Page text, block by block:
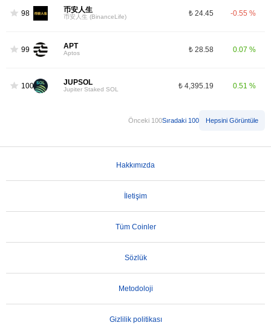
98 币安人生
币安人生 (BinanceLife) ₺ 24.45 -0.55 %
99 APT
Aptos ₺ 28.58 0.07 %
100 JUPSOL
Jupiter Staked SOL ₺ 4,395.19 0.51 %
Önceki 100Sıradaki 100 Hepsini Görüntüle
Hakkımızda
İletişim
Tüm Coinler
Sözlük
Metodoloji
Gizlilik politikası